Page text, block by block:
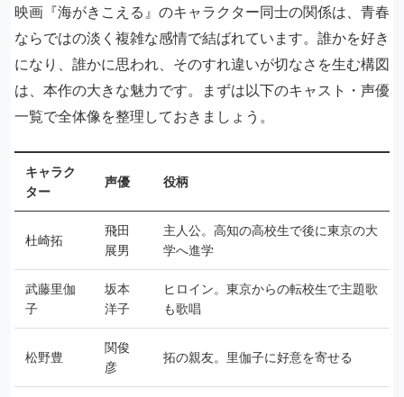
映画『海がきこえる』のキャラクター同士の関係は、青春
ならではの淡く複雑な感情で結ばれています。誰かを好き
になり、誰かに思われ、そのすれ違いが切なさを生む構図
は、本作の大きな魅力です。まずは以下のキャスト・声優
一覧で全体像を整理しておきましょう。
キャラク
ター
声優 役柄
杜崎拓
飛田
展男
主人公。高知の高校生で後に東京の大
学へ進学
武藤里伽
子
坂本
洋子
ヒロイン。東京からの転校生で主題歌
も歌唱
松野豊
関俊
彦
拓の親友。里伽子に好意を寄せる